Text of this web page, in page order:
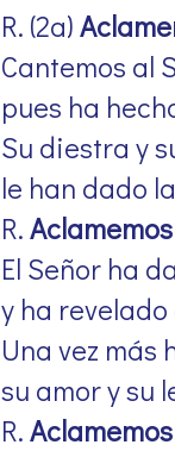
R. (2a)
Cantemos al
pues ha
Su diestra y
le han dado
R.
El Señor ha
y ha
Una vez más
su amor y su
R.